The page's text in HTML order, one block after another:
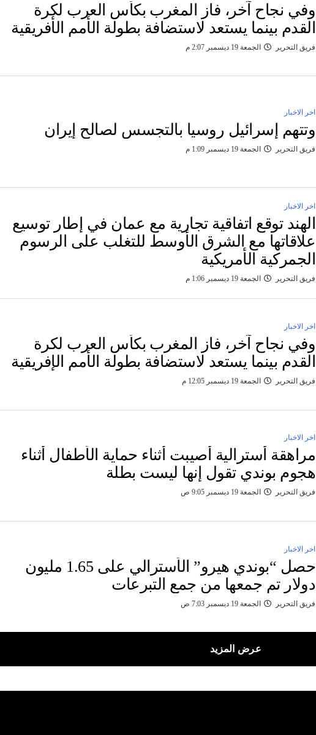
وفي نجاح آخر، فاز المغرب بكأس العرب لكرة
القدم بينما يستعد لاستضافة بطولة الأمم الأفريقية
فريق التحرير الجمعة 19 ديسمبر 2:07 م
اخر الاخبار
وتتهم إسرائيل روسيا بالتجسس لصالح إيران
فريق التحرير الجمعة 19 ديسمبر 1:09 م
اخر الاخبار
الهند توقع اتفاقية تجارية مع عمان في إطار توسيع
علاقاتها مع الشرق الأوسط للتغلب على الرسوم
الجمركية الأمريكية
فريق التحرير الجمعة 19 ديسمبر 1:06 م
اخر الاخبار
وفي نجاح آخر، فاز المغرب بكأس العرب لكرة
القدم بينما يستعد لاستضافة بطولة الأمم الإفريقية
فريق التحرير الجمعة 19 ديسمبر 12:05 م
اخر الاخبار
مراهقة أسترالية أصيبت أثناء حماية الأطفال أثناء
هجوم بوندي تقول إنها ليست بطلة
فريق التحرير الجمعة 19 ديسمبر 9:05 ص
اخر الاخبار
حصل “بوندي هيرو” الأسترالي على 1.65 مليون
دولار تم جمعها من جمع التبرعات
فريق التحرير الجمعة 19 ديسمبر 7:03 ص
عرض المزيد